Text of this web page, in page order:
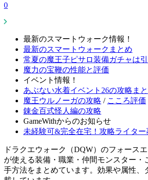
0
最新のスマートウォーク情報！
最新のスマートウォークまとめ
常夏の魔王子ピサロ装備ガチャは
魔力の宝鞭の性能と評価
イベント情報！
あぶない水着イベント26の攻略ま
魔王ウルノーガの攻略 / こころ評価
錬金百式怪人編の攻略
GameWithからのお知らせ
未経験可&完全在宅！攻略ライター
ドラクエウォーク（DQW）のフォース
が使える装備・職業・仲間モンスター・
手方法をまとめています。効果や属性、